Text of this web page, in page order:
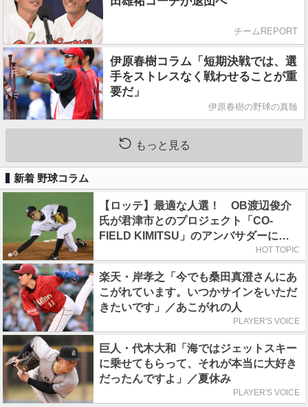
チームREPORT
伊原春樹コラム「短期決戦では、選
手をストレスなく戦わせることが重
要だ」
伊原春樹の野球の真髄
もっと見る
新着 野球コラム
【ロッテ】最適な人選！ OB渡辺俊介
氏が君津市とのプロジェクト「CO-
FIELD KIMITSU」のアンバサダーに就
HOT TOPIC
楽天・岸孝之「今でも桑田真澄さんにあ
こがれています。いつかサインをいただ
きたいです」／あこがれの人
PLAYER'S VOICE
巨人・代木大和「海ではジェットスキー
に乗せてもらって、それが本当に大好き
だったんですよ」／夏休み
PLAYER'S VOICE